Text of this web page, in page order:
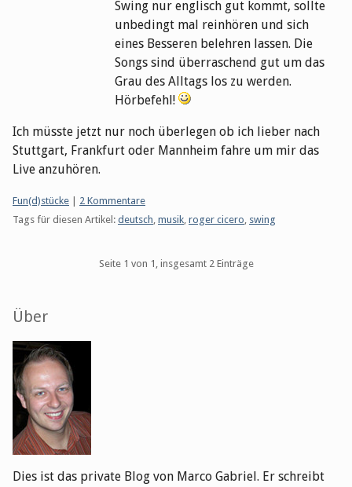
Swing nur englisch gut kommt, sollte
unbedingt mal reinhören und sich
eines Besseren belehren lassen. Die
Songs sind überraschend gut um das
Grau des Alltags los zu werden.
Hörbefehl!
Ich müsste jetzt nur noch überlegen ob ich lieber nach
Stuttgart, Frankfurt oder Mannheim fahre um mir das
Live anzuhören.
Kategorien:
Fun(d)stücke
2 Kommentare
Tags für diesen Artikel: deutsch, musik, roger cicero, swing
Seite 1 von 1, insgesamt 2 Einträge
Seitenleiste
Über
Dies ist das private Blog von Marco Gabriel. Er schreibt